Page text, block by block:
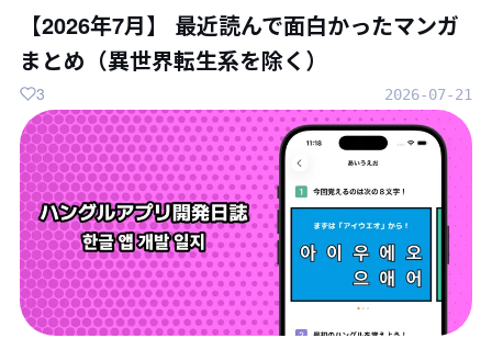
【2026年7月】 最近読んで面白かったマンガ
まとめ（異世界転生系を除く）
2026-07-21
3